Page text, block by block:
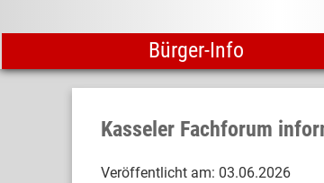
Bürger-Info
Kasseler Fachforum
Veröffentlicht am: 03.06.2026